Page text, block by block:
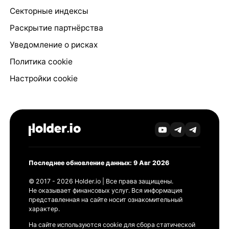
Секторные индексы
Раскрытие партнёрства
Уведомление о рисках
Политика cookie
Настройки cookie
Последнее обновление данных: 9 Авг 2026
© 2017 - 2026 Holder.io | Все права защищены.
Не оказывает финансовых услуг. Вся информация
представленная на сайте носит ознакомительный
характер.
На сайте используются cookie для сбора статической